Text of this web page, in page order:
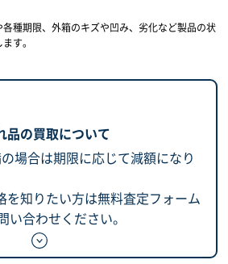
種期限、外箱のキズや凹み、劣化など製品の状
す。
品の買取について
場合は期限に応じて減額になり
を知りたい方は無料査定フォーム
い合わせください。